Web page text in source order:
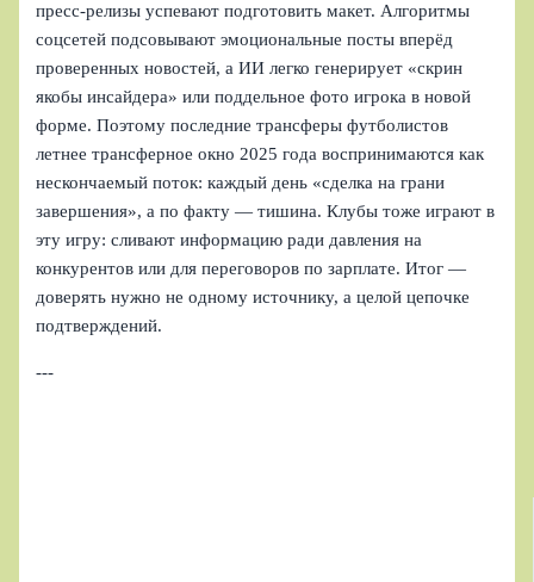
пресс-релизы успевают подготовить макет. Алгоритмы
соцсетей подсовывают эмоциональные посты вперёд
проверенных новостей, а ИИ легко генерирует «скрин
якобы инсайдера» или поддельное фото игрока в новой
форме. Поэтому последние трансферы футболистов
летнее трансферное окно 2025 года воспринимаются как
нескончаемый поток: каждый день «сделка на грани
завершения», а по факту — тишина. Клубы тоже играют в
эту игру: сливают информацию ради давления на
конкурентов или для переговоров по зарплате. Итог —
доверять нужно не одному источнику, а целой цепочке
подтверждений.
---